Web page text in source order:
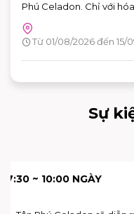
Phú Celadon. Chỉ với
hàng tham gia, khách
khu ẩm thực Vườn Ngon
Từ 01/08/2026 đến 15/
Sự
SKY: CHILDREN OF
GIAN NGHỆ THUẬT